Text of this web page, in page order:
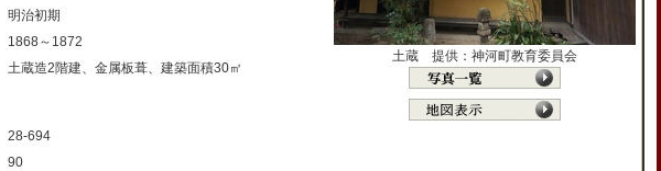
明治初期
1868～1872
土蔵造2階建、金属板葺、建築面積30㎡
28-694
90
土蔵 提供：神河町教育委員会